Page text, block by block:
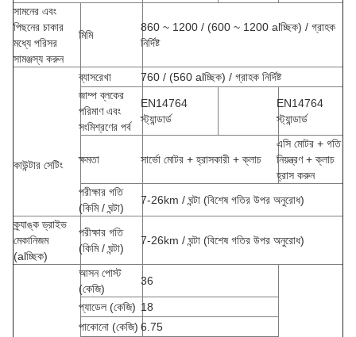
সামনের এবং
পিছনের চাকার
মধ্যে পরিসর
সামঞ্জস্য করুন
মিমি
860 ~ 1200 / (600 ~ 1200 alচ্ছিক) / গ্রাহক
নির্দিষ্ট
কাউন্টার সেটিং
ব্যাসরেখা
760 / (560 alচ্ছিক) / গ্রাহক নির্দিষ্ট
জাম্প ব্লকের
পরিমাণ এবং
সংমিশ্রণের পর্ব
EN14764
স্ট্যান্ডার্ড
EN14764
স্ট্যান্ডার্ড
ক্ষমতা সার্ভো মোটর + হ্রাসকারী + ক্লাচ
এসি মোটর + গতি
নিয়ন্ত্রণ + ক্লাচ
হ্রাস করুন
পরীক্ষার গতি
(কিমি / ঘন্টা)
7-26km / ঘন্টা (বিশেষ গতির উপর অনুরোধ)
ক্র্যাঙ্ক ড্রাইভ
মেকানিজম
(alচ্ছিক)
পরীক্ষার গতি
(কিমি / ঘন্টা)
7-26km / ঘন্টা (বিশেষ গতির উপর অনুরোধ)
আসন পোস্ট
(কেজি)
36
প্যাডেল (কেজি) 18
পাকোনো (কেজি) 6.75